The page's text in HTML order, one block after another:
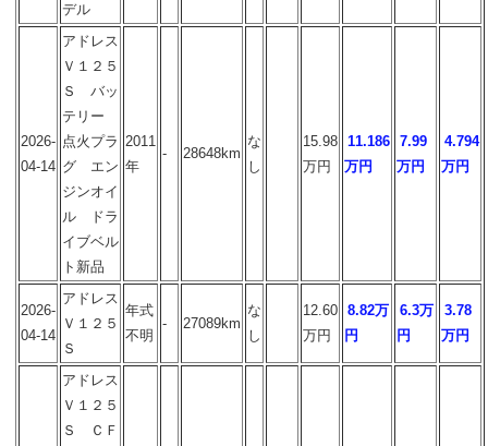
デル
2026-
04-14
アドレス
Ｖ１２５
Ｓ バッ
テリー
点火プラ
グ エン
ジンオイ
ル ドラ
イブベル
ト新品
2011
年
- 28648km
な
し
15.98
万円
11.186
万円
7.99
万円
4.794
万円
2026-
04-14
アドレス
Ｖ１２５
Ｓ
年式
不明
- 27089km
な
し
12.60
万円
8.82万
円
6.3万
円
3.78
万円
アドレス
Ｖ１２５
Ｓ ＣＦ